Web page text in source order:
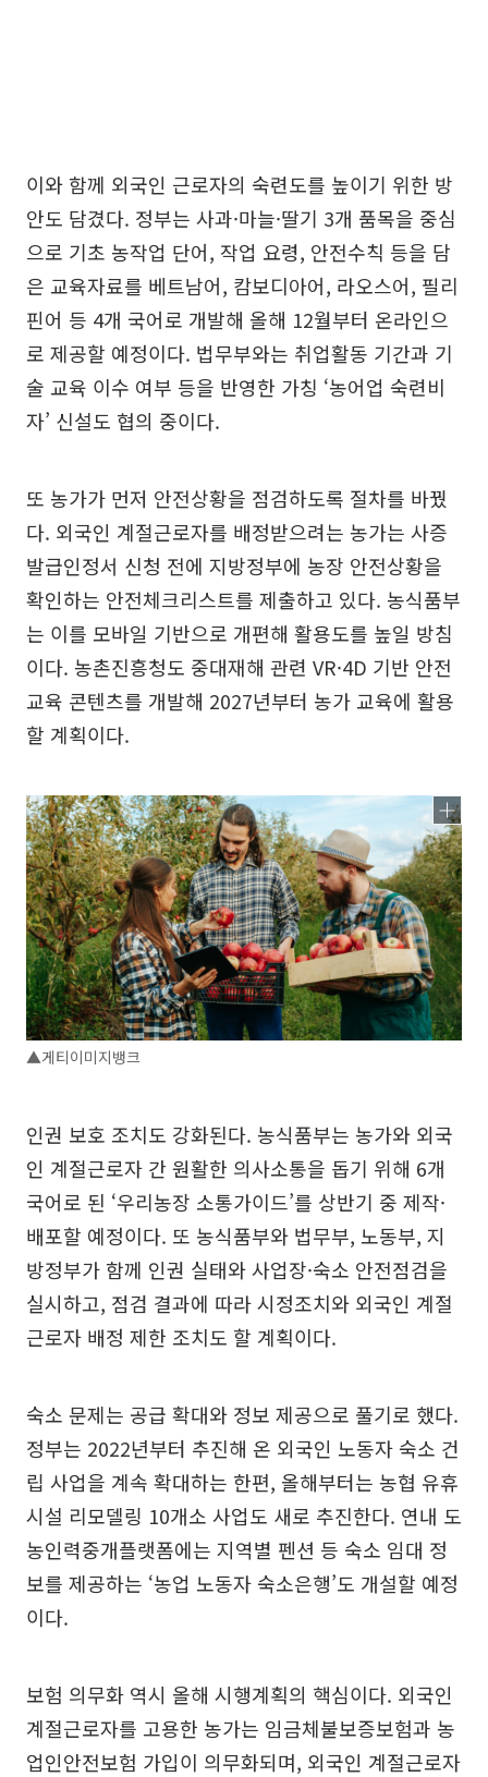
이와 함께 외국인 근로자의 숙련도를 높이기 위한 방
안도 담겼다. 정부는 사과·마늘·딸기 3개 품목을 중심
으로 기초 농작업 단어, 작업 요령, 안전수칙 등을 담
은 교육자료를 베트남어, 캄보디아어, 라오스어, 필리
핀어 등 4개 국어로 개발해 올해 12월부터 온라인으
로 제공할 예정이다. 법무부와는 취업활동 기간과 기
술 교육 이수 여부 등을 반영한 가칭 ‘농어업 숙련비
자’ 신설도 협의 중이다.
또 농가가 먼저 안전상황을 점검하도록 절차를 바꿨
다. 외국인 계절근로자를 배정받으려는 농가는 사증
발급인정서 신청 전에 지방정부에 농장 안전상황을
확인하는 안전체크리스트를 제출하고 있다. 농식품부
는 이를 모바일 기반으로 개편해 활용도를 높일 방침
이다. 농촌진흥청도 중대재해 관련 VR·4D 기반 안전
교육 콘텐츠를 개발해 2027년부터 농가 교육에 활용
할 계획이다.
▲게티이미지뱅크
인권 보호 조치도 강화된다. 농식품부는 농가와 외국
인 계절근로자 간 원활한 의사소통을 돕기 위해 6개
국어로 된 ‘우리농장 소통가이드’를 상반기 중 제작·
배포할 예정이다. 또 농식품부와 법무부, 노동부, 지
방정부가 함께 인권 실태와 사업장·숙소 안전점검을
실시하고, 점검 결과에 따라 시정조치와 외국인 계절
근로자 배정 제한 조치도 할 계획이다.
숙소 문제는 공급 확대와 정보 제공으로 풀기로 했다.
정부는 2022년부터 추진해 온 외국인 노동자 숙소 건
립 사업을 계속 확대하는 한편, 올해부터는 농협 유휴
시설 리모델링 10개소 사업도 새로 추진한다. 연내 도
농인력중개플랫폼에는 지역별 펜션 등 숙소 임대 정
보를 제공하는 ‘농업 노동자 숙소은행’도 개설할 예정
이다.
보험 의무화 역시 올해 시행계획의 핵심이다. 외국인
계절근로자를 고용한 농가는 임금체불보증보험과 농
업인안전보험 가입이 의무화되며, 외국인 계절근로자